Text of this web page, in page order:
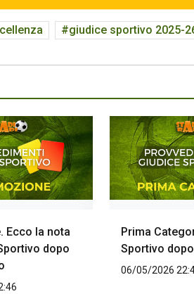
giudice sportivo 2025-
Ecco la nota
dopo
Prima
Sportivo
06/05/2026